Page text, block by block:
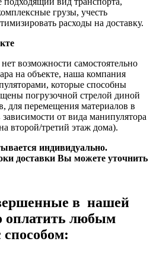
грузы, учесть
расходы на доставку.
возможности самостоятельно
на объекте, наша компания
которые способны
погрузочной стрелой диной
для перемещения материалов в
от вида манипулятора
второй/третий этаж дома).
индивидуально.
доставки Вы можете уточнить
в нашей
оплатить любым